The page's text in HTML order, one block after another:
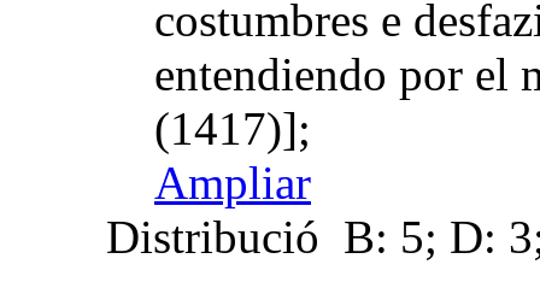
costumbres e
entendiendo por el
(1417)];
Ampliar
Distribució B: 5; D: